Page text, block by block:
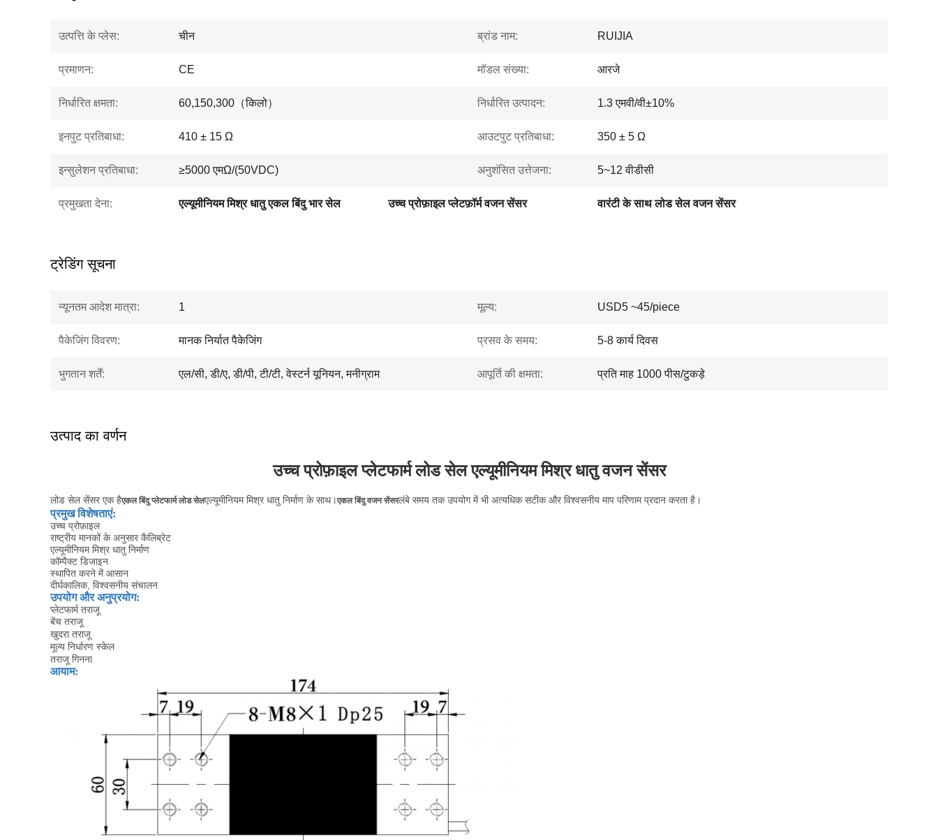
उत्पत्ति के प्लेस: चीन ब्रांड नाम: RUIJIA
प्रमाणन: CE मॉडल संख्या: आरजे
निर्धारित क्षमता: 60,150,300（किलो） निर्धारित उत्पादन: 1.3 एमवी/वी±10%
इनपुट प्रतिबाधा: 410 ± 15 Ω आउटपुट प्रतिबाधा: 350 ± 5 Ω
इन्सुलेशन प्रतिबाधा: ≥5000 एमΩ/(50VDC) अनुशंसित उत्तेजना: 5~12 वीडीसी
प्रमुखता देना: एल्यूमीनियम मिश्र धातु एकल बिंदु भार सेल उच्च प्रोफ़ाइल प्लेटफ़ॉर्म वजन सेंसर वारंटी के साथ लोड सेल वजन सेंसर
ट्रेडिंग सूचना
न्यूनतम आदेश मात्रा: 1 मूल्य: USD5 ~45/piece
पैकेजिंग विवरण: मानक निर्यात पैकेजिंग प्रसव के समय: 5-8 कार्य दिवस
भुगतान शर्तें: एल/सी, डी/ए, डी/पी, टी/टी, वेस्टर्न यूनियन, मनीग्राम आपूर्ति की क्षमता: प्रति माह 1000 पीस/टुकड़े
उत्पाद का वर्णन
उच्च प्रोफ़ाइल प्लेटफार्म लोड सेल एल्यूमीनियम मिश्र धातु वजन सेंसर
लोड सेल सेंसर एक हैएकल बिंदु प्लेटफार्म लोड सेलएल्यूमीनियम मिश्र धातु निर्माण के साथ। एकल बिंदु वजन सेंसरलंबे समय तक उपयोग में भी अत्यधिक सटीक और विश्वसनीय माप परिणाम प्रदान करता है।
प्रमुख विशेषताएं:
उच्च प्रोफ़ाइल
राष्ट्रीय मानकों के अनुसार कैलिब्रेट
एल्यूमीनियम मिश्र धातु निर्माण
कॉम्पैक्ट डिजाइन
स्थापित करने में आसान
दीर्घकालिक, विश्वसनीय संचालन
उपयोग और अनुप्रयोग:
प्लेटफार्म तराजू
बेंच तराजू
खुदरा तराजू
मूल्य निर्धारण स्केल
तराजू गिनना
आयाम: